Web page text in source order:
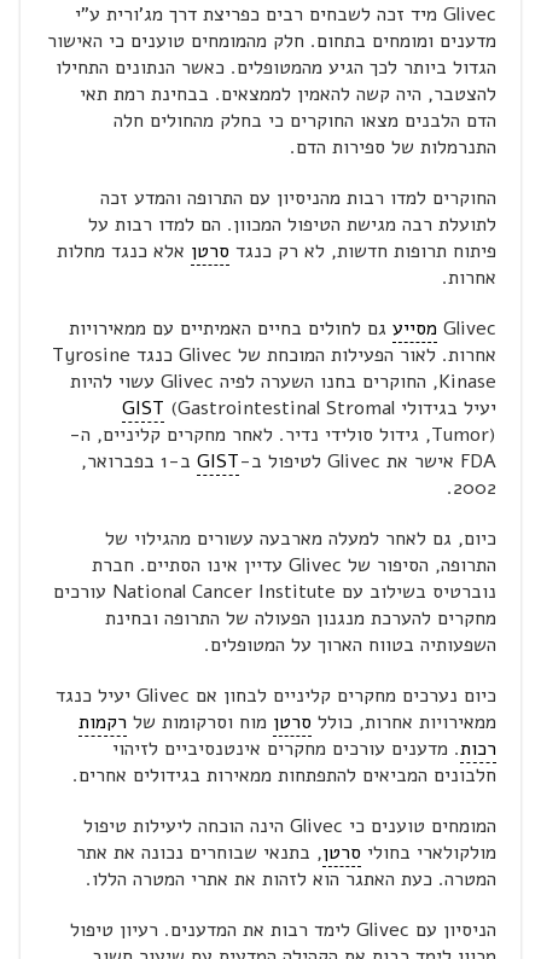
Glivec מיד זכה לשבחים רבים כפריצת דרך מג'ורית ע"י
מדענים ומומחים בתחום. חלק מהמומחים טוענים כי האישור
הגדול ביותר לכך הגיע מהמטופלים. כאשר הנתונים התחילו
להצטבר, היה קשה להאמין לממצאים. בבחינת רמת תאי
הדם הלבנים מצאו החוקרים כי בחלק מהחולים חלה
התנרמלות של ספירות הדם.
החוקרים למדו רבות מהניסיון עם התרופה והמדע זכה
לתועלת רבה מגישת הטיפול המכוון. הם למדו רבות על
פיתוח תרופות חדשות, לא רק כנגד סרטן אלא כנגד מחלות
אחרות.
Glivec מסייע גם לחולים בחיים האמיתיים עם ממאירויות
אחרות. לאור הפעילות המוכחת של Glivec כנגד Tyrosine
Kinase, החוקרים בחנו השערה לפיה Glivec עשוי להיות
יעיל בגידולי
GIST (Gastrointestinal Stromal
Tumor), גידול סולידי נדיר. לאחר מחקרים קליניים, ה-
FDA אישר את Glivec לטיפול ב-
GIST
ב-1 בפברואר,
2002.
כיום, גם לאחר למעלה מארבעה עשורים מהגילוי של
התרופה, הסיפור של Glivec עדיין אינו הסתיים. חברת
נוברטיס בשילוב עם National Cancer Institute עורכים
מחקרים להערכת מנגנון הפעולה של התרופה ובחינת
השפעותיה בטווח הארוך על המטופלים.
כיום נערכים מחקרים קליניים לבחון אם Glivec יעיל כנגד
ממאירויות אחרות, כולל סרטן מוח וסרקומות של רקמות
רכות. מדענים עורכים מחקרים אינטנסיביים לזיהוי
חלבונים המביאים להתפתחות ממאירות בגידולים אחרים.
המומחים טוענים כי Glivec הינה הוכחה ליעילות טיפול
מולקולארי בחולי סרטן, בתנאי שבוחרים נכונה את אתר
המטרה. כעת האתגר הוא לזהות את אתרי המטרה הללו.
הניסיון עם Glivec לימד רבות את המדענים. רעיון טיפול